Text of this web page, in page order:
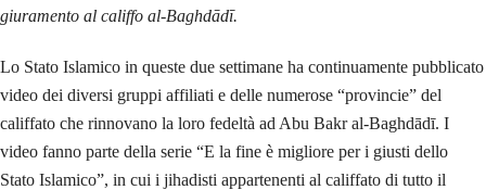
giuramento al califfo al-Baghdādī.
Lo Stato Islamico in queste due settimane ha continuamente pubblicato
video dei diversi gruppi affiliati e delle numerose “provincie” del
califfato che rinnovano la loro fedeltà ad Abu Bakr al-Baghdādī. I
video fanno parte della serie “E la fine è migliore per i giusti dello
Stato Islamico”, in cui i jihadisti appartenenti al califfato di tutto il